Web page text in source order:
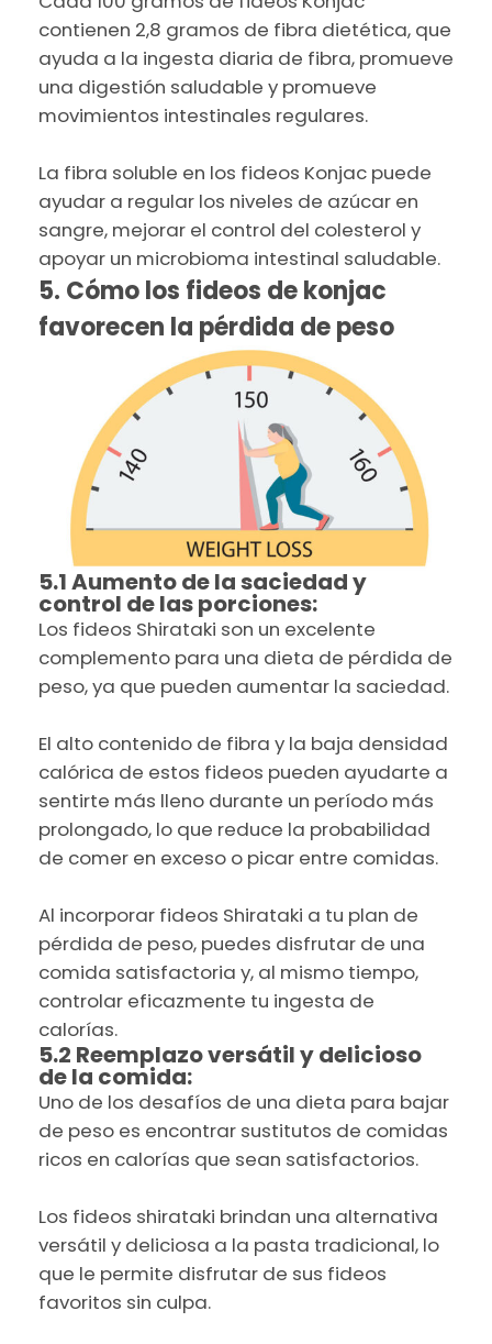
contienen 2,8 gramos de fibra dietética, que
ayuda a la ingesta diaria de fibra, promueve
una digestión saludable y promueve
movimientos intestinales regulares.
La fibra soluble en los fideos Konjac puede
ayudar a regular los niveles de azúcar en
sangre, mejorar el control del colesterol y
apoyar un microbioma intestinal saludable.
5. Cómo los fideos de konjac
favorecen la pérdida de peso
5.1 Aumento de la saciedad y
control de las porciones:
Los fideos Shirataki son un excelente
complemento para una dieta de pérdida de
peso, ya que pueden aumentar la saciedad.
El alto contenido de fibra y la baja densidad
calórica de estos fideos pueden ayudarte a
sentirte más lleno durante un período más
prolongado, lo que reduce la probabilidad
de comer en exceso o picar entre comidas.
Al incorporar fideos Shirataki a tu plan de
pérdida de peso, puedes disfrutar de una
comida satisfactoria y, al mismo tiempo,
controlar eficazmente tu ingesta de
calorías.
5.2 Reemplazo versátil y delicioso
de la comida:
Uno de los desafíos de una dieta para bajar
de peso es encontrar sustitutos de comidas
ricos en calorías que sean satisfactorios.
Los fideos shirataki brindan una alternativa
versátil y deliciosa a la pasta tradicional, lo
que le permite disfrutar de sus fideos
favoritos sin culpa.